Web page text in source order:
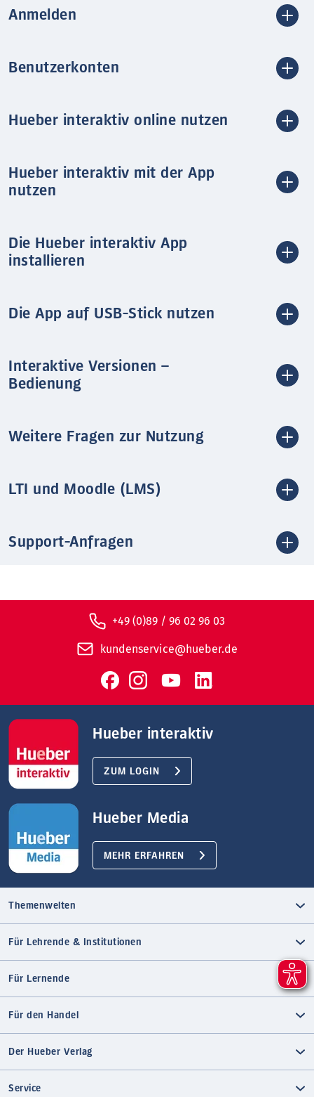
Anmelden
Benutzerkonten
Hueber interaktiv online nutzen
Hueber interaktiv mit der App
nutzen
Die Hueber interaktiv App
installieren
Die App auf USB-Stick nutzen
Interaktive Versionen –
Bedienung
Weitere Fragen zur Nutzung
LTI und Moodle (LMS)
Support-Anfragen
+49 (0)89 / 96 02 96 03
kundenservice@hueber.de
Hueber interaktiv
ZUM LOGIN
Hueber Media
MEHR ERFAHREN
Themenwelten
Für Lehrende & Institutionen
Für Lernende
Für den Handel
Der Hueber Verlag
Service